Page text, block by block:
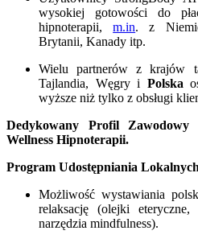
wysokiej gotowości do
hipnoterapii,m.in. z
Brytanii, Kanady itp.
Wielu partnerów z krajów
Tajlandia, Węgry i Polska
wyższe niż tylko z obsługi
Dedykowany Profil
Wellness Hipnoterapii.
Program Udostępniania
Możliwość wystawiania
relaksację (olejki eteryczne,
narzędzia mindfulness).